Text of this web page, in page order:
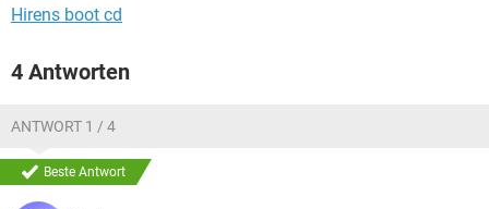
Hirens boot cd
4 Antworten
ANTWORT 1 / 4
Beste Antwort